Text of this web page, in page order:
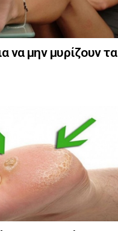
να μην μυρίζουν τα